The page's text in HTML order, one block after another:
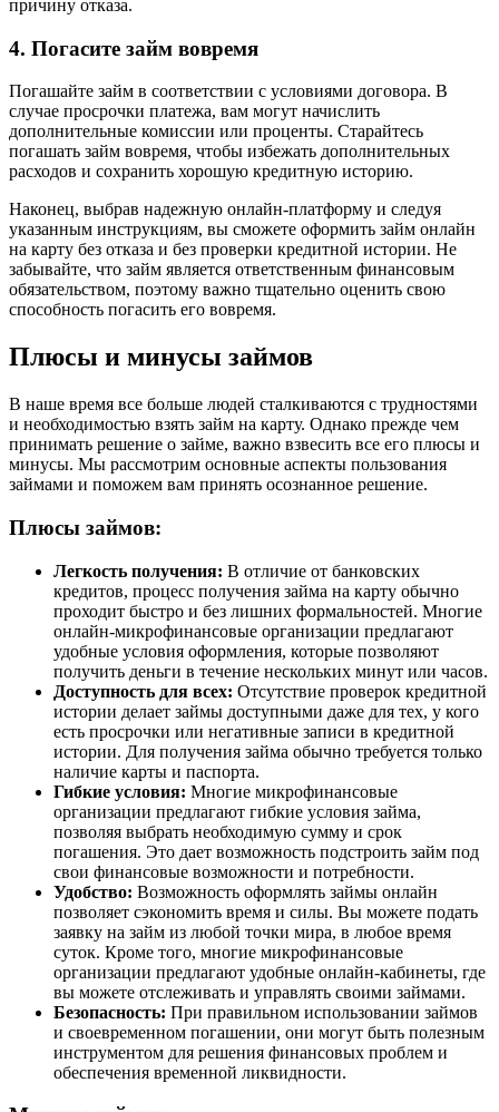
причину отказа.
4. Погасите займ вовремя
Погашайте займ в соответствии с условиями договора. В
случае просрочки платежа, вам могут начислить
дополнительные комиссии или проценты. Старайтесь
погашать займ вовремя, чтобы избежать дополнительных
расходов и сохранить хорошую кредитную историю.
Наконец, выбрав надежную онлайн-платформу и следуя
указанным инструкциям, вы сможете оформить займ онлайн
на карту без отказа и без проверки кредитной истории. Не
забывайте, что займ является ответственным финансовым
обязательством, поэтому важно тщательно оценить свою
способность погасить его вовремя.
Плюсы и минусы займов
В наше время все больше людей сталкиваются с трудностями
и необходимостью взять займ на карту. Однако прежде чем
принимать решение о займе, важно взвесить все его плюсы и
минусы. Мы рассмотрим основные аспекты пользования
займами и поможем вам принять осознанное решение.
Плюсы займов:
Легкость получения: В отличие от банковских
кредитов, процесс получения займа на карту обычно
проходит быстро и без лишних формальностей. Многие
онлайн-микрофинансовые организации предлагают
удобные условия оформления, которые позволяют
получить деньги в течение нескольких минут или часов.
Доступность для всех: Отсутствие проверок кредитной
истории делает займы доступными даже для тех, у кого
есть просрочки или негативные записи в кредитной
истории. Для получения займа обычно требуется только
наличие карты и паспорта.
Гибкие условия: Многие микрофинансовые
организации предлагают гибкие условия займа,
позволяя выбрать необходимую сумму и срок
погашения. Это дает возможность подстроить займ под
свои финансовые возможности и потребности.
Удобство: Возможность оформлять займы онлайн
позволяет сэкономить время и силы. Вы можете подать
заявку на займ из любой точки мира, в любое время
суток. Кроме того, многие микрофинансовые
организации предлагают удобные онлайн-кабинеты, где
вы можете отслеживать и управлять своими займами.
Безопасность: При правильном использовании займов
и своевременном погашении, они могут быть полезным
инструментом для решения финансовых проблем и
обеспечения временной ликвидности.